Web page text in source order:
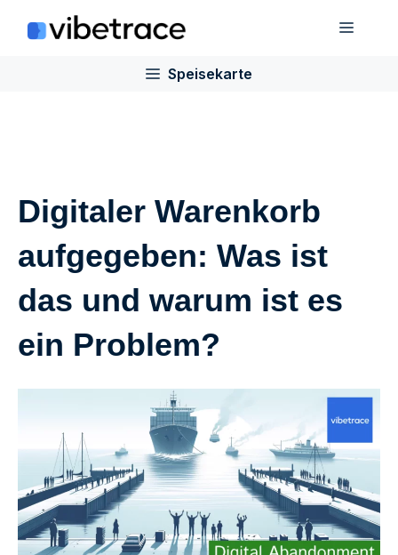
Inhalt
Speisekarte
Digitaler Warenkorb
aufgegeben: Was ist
das und warum ist es
ein Problem?